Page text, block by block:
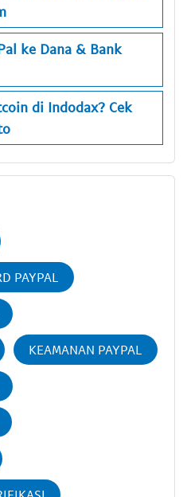
ke Dana & Bank
di Indodax? Cek
PAYPAL
KEAMANAN PAYPAL